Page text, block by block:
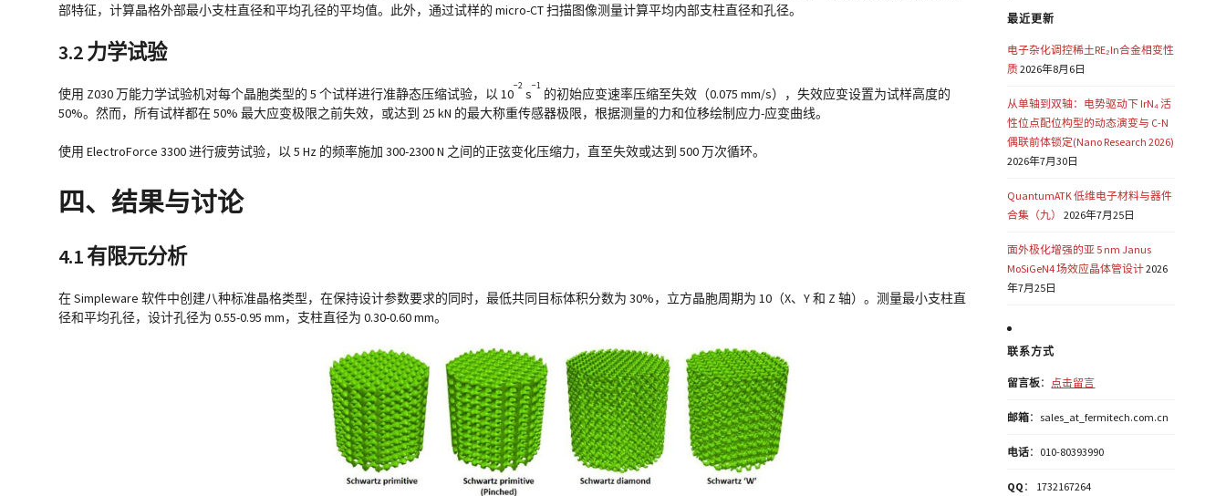
部特征，计算晶格外部最小支柱直径和平均孔径的平均值。此外，通过试样的 micro-CT 扫描图像测量计算平均内部支柱直径和孔径。
3.2 力学试验
使用 Z030 万能力学试验机对每个晶胞类型的 5 个试样进行准静态压缩试验，以 10
−2
s
−1
的初始应变速率压缩至失效（0.075 mm/s），失效应变设置为试样高度的
50%。然而，所有试样都在 50% 最大应变极限之前失效，或达到 25 kN 的最大称重传感器极限，根据测量的力和位移绘制应力-应变曲线。
使用 ElectroForce 3300 进行疲劳试验，以 5 Hz 的频率施加 300-2300 N 之间的正弦变化压缩力，直至失效或达到 500 万次循环。
四、结果与讨论
4.1 有限元分析
在 Simpleware 软件中创建八种标准晶格类型，在保持设计参数要求的同时，最低共同目标体积分数为 30%，立方晶胞周期为 10（X、Y 和 Z 轴）。测量最小支柱直
径和平均孔径，设计孔径为 0.55-0.95 mm，支柱直径为 0.30-0.60 mm。
最近更新
电子杂化调控稀土RE₂In合金相变性
质2026年8月6日
从单轴到双轴：电势驱动下 IrN₄ 活
性位点配位构型的动态演变与 C-N
偶联前体锁定(Nano Research 2026)
2026年7月30日
QuantumATK 低维电子材料与器件
合集（九）
2026年7月25日
面外极化增强的亚 5 nm Janus
MoSiGeN4 场效应晶体管设计2026
年7月25日
联系方式
留言板： 点击留言
邮箱：sales_at_fermitech.com.cn
电话：010-80393990
QQ ： 1732167264